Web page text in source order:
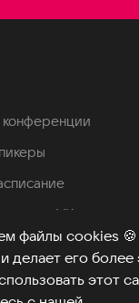
файлы cookies 🍪
делает его
этот
VK
проведения
задаваемые